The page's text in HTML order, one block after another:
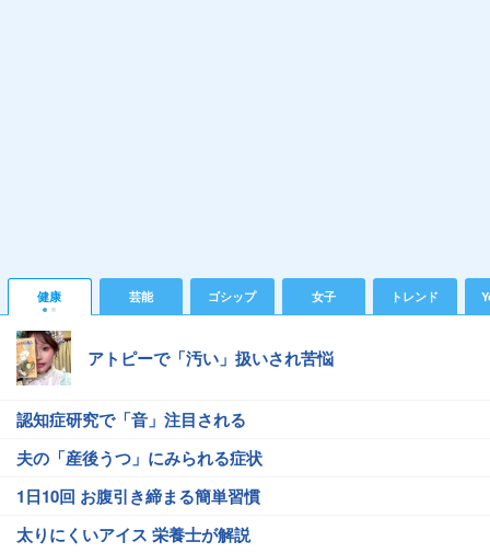
健康 芸能 ゴシップ 女子 トレンド
アトピーで「汚い」扱いされ苦悩
認知症研究で「音」注目される
夫の「産後うつ」にみられる症状
1日10回 お腹引き締まる簡単習慣
太りにくいアイス 栄養士が解説